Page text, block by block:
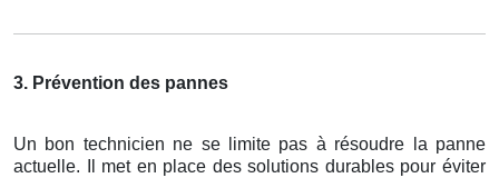
3. Prévention des pannes
Un bon technicien ne se limite pas à résoudre la panne
actuelle. Il met en place des solutions durables pour éviter